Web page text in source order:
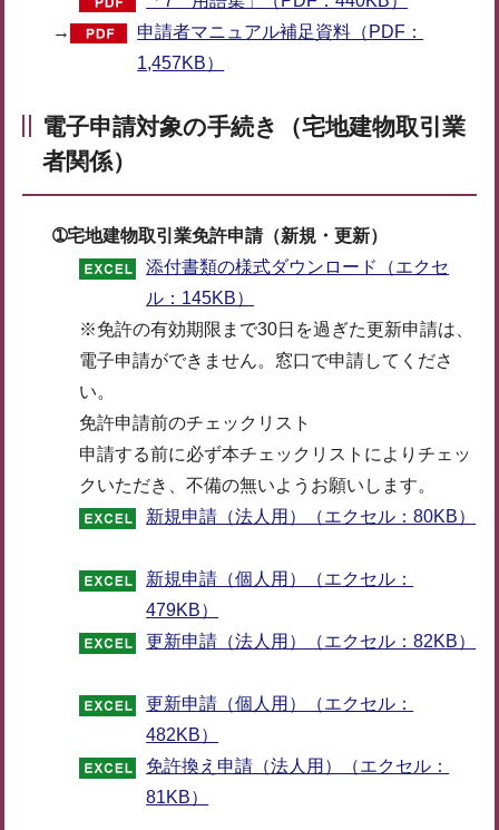
→
申請者マニュアル補足資料（PDF：
1,457KB）
電子申請対象の手続き（宅地建物取引業
者関係）
➀宅地建物取引業免許申請（新規・更新）
添付書類の様式ダウンロード（エクセ
ル：145KB）
※免許の有効期限まで30日を過ぎた更新申請は、
電子申請ができません。窓口で申請してくださ
い。
免許申請前のチェックリスト
申請する前に必ず本チェックリストによりチェッ
クいただき、不備の無いようお願いします。
新規申請（法人用）（エクセル：80KB）
新規申請（個人用）（エクセル：
479KB）
更新申請（法人用）（エクセル：82KB）
更新申請（個人用）（エクセル：
482KB）
免許換え申請（法人用）（エクセル：
81KB）